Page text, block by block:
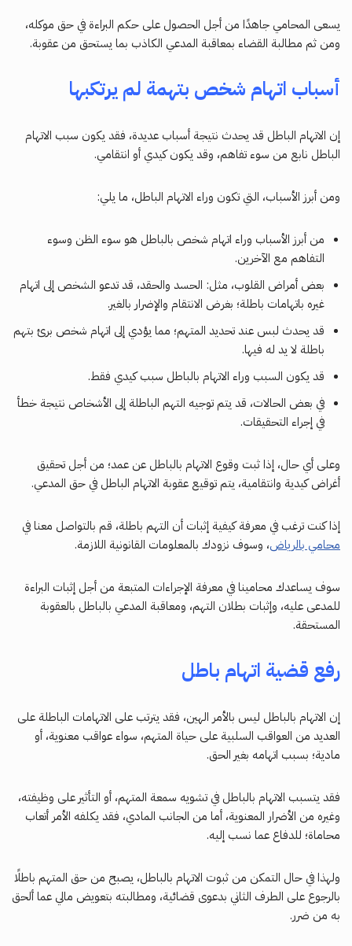
يسعى المحامي جاهدًا من أجل الحصول على حكم البراءة في حق موكله،
ومن ثم مطالبة القضاء بمعاقبة المدعي الكاذب بما يستحق من عقوبة.
أسباب اتهام شخص بتهمة لم يرتكبها
إن الاتهام الباطل قد يحدث نتيجة أسباب عديدة، فقد يكون سبب الاتهام
الباطل نابع من سوء تفاهم، وقد يكون كيدي أو انتقامي.
ومن أبرز الأسباب، التي تكون وراء الاتهام الباطل، ما يلي:
من أبرز الأسباب وراء اتهام شخص بالباطل هو سوء الظن وسوء
التفاهم مع الآخرين.
بعض أمراض القلوب، مثل: الحسد والحقد، قد تدعو الشخص إلى اتهام
غيره باتهامات باطلة؛ بغرض الانتقام والإضرار بالغير.
قد يحدث لبس عند تحديد المتهم؛ مما يؤدي إلى اتهام شخص برئ بتهم
باطلة لا يد له فيها.
قد يكون السبب وراء الاتهام بالباطل سبب كيدي فقط.
في بعض الحالات، قد يتم توجيه التهم الباطلة إلى الأشخاص نتيجة خطأ
في إجراء التحقيقات.
وعلى أي حال، إذا ثبت وقوع الاتهام بالباطل عن عمد؛ من أجل تحقيق
أغراض كيدية وانتقامية، يتم توقيع عقوبة الاتهام الباطل في حق المدعي.
إذا كنت ترغب في معرفة كيفية إثبات أن التهم باطلة، قم بالتواصل معنا في
محامي بالرياض، وسوف نزودك بالمعلومات القانونية اللازمة.
سوف يساعدك محامينا في معرفة الإجراءات المتبعة من أجل إثبات البراءة
للمدعى عليه، وإثبات بطلان التهم، ومعاقبة المدعي بالباطل بالعقوبة
المستحقة.
رفع قضية اتهام باطل
إن الاتهام بالباطل ليس بالأمر الهين، فقد يترتب على الاتهامات الباطلة على
العديد من العواقب السلبية على حياة المتهم، سواء عواقب معنوية، أو
مادية؛ بسبب اتهامه بغير الحق.
فقد يتسبب الاتهام بالباطل في تشويه سمعة المتهم، أو التأثير على وظيفته،
وغيره من الأضرار المعنوية، أما من الجانب المادي، فقد يكلفه الأمر أتعاب
محاماة؛ للدفاع عما نسب إليه.
ولهذا في حال التمكن من ثبوت الاتهام بالباطل، يصبح من حق المتهم باطلًا
بالرجوع على الطرف الثاني بدعوى قضائية، ومطالبته بتعويض مالي عما ألحق
به من ضرر.